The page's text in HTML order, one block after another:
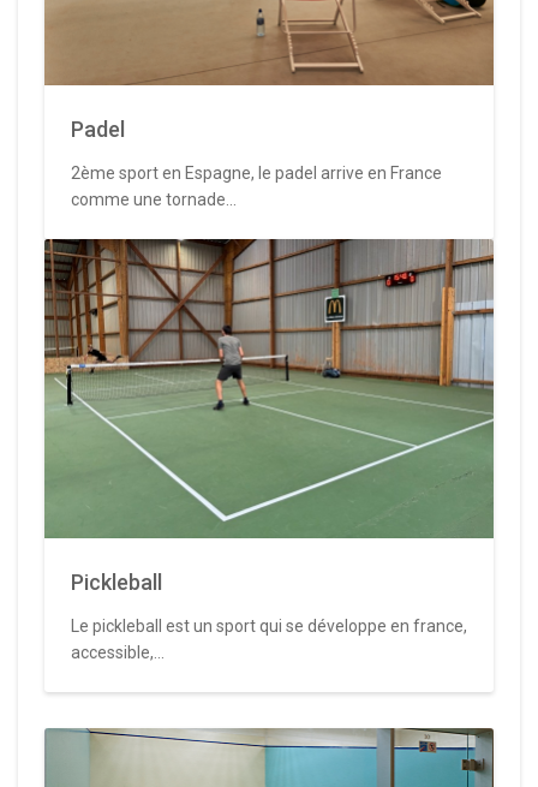
Padel
2ème sport en Espagne, le padel arrive en France
comme une tornade...
Pickleball
Le pickleball est un sport qui se développe en france,
accessible,...